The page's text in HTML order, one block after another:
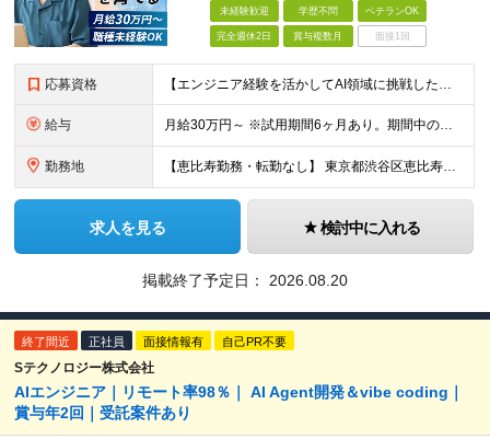
未経験歓迎 学歴不問 ベテランOK
完全週休2日 賞与複数月 面接1回
応募資格 【エンジニア経験を活かしてAI領域に挑戦したい方、大歓迎！】 ◆AI、IT、DX、プログラミング等を学んだ経験がある方 ◆学歴不問 ＼こんな方にぴったりです／ ◆自分のアイディアで業務を改善し、仲間
給与 月給30万円～ ※試用期間6ヶ月あり。期間中の給与・待遇の差異はありません ※月給には月45時間分の固定残業代（月7万8,000円～）を含みます ※超過分は別途支給します
勤務地 【恵比寿勤務・転勤なし】 東京都渋谷区恵比寿南1-1-9 岩徳ビル 9F (変更の範囲)上記を除く当社関連勤務地
求人を見る 検討中に入れる
掲載終了予定日： 2026.08.20
終了間近 正社員 面接情報有 自己PR不要
Sテクノロジー株式会社
AIエンジニア｜リモート率98％｜ AI Agent開発＆vibe coding｜
賞与年2回｜受託案件あり